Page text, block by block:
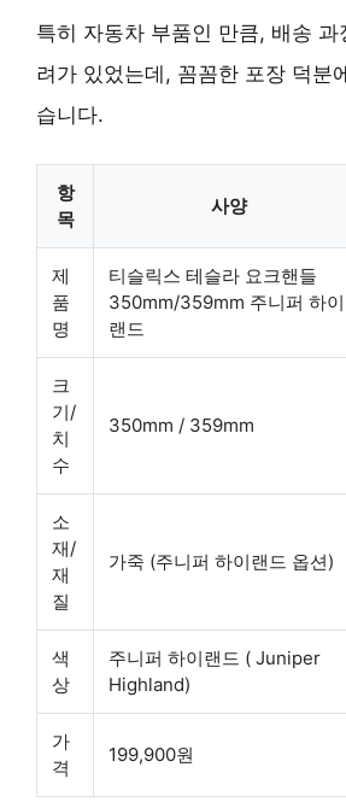
특히 자동차 부품인 만큼, 배송 과
려가 있었는데, 꼼꼼한 포장 덕분
습니다.
항
목
사양
제
품
명
티슬릭스 테슬라 요크핸들
350mm/359mm 주니퍼 하이
랜드
크
기/
치
수
350mm / 359mm
소
재/
재
질
가죽 (주니퍼 하이랜드 옵션)
색
상
주니퍼 하이랜드 ( Juniper
Highland)
가
격
199,900원